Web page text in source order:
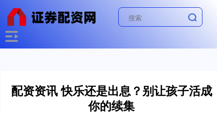
配资资讯 快乐还是出息？别让孩子活成
你的续集